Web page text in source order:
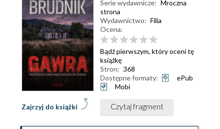
Zajrzyj do książki
Serie wydawnicze: Mroczna
strona
Wydawnictwo: Filia
Ocena:
Bądź pierwszym, który oceni tę
książkę
Stron: 368
Dostępne formaty:
ePub
Mobi
Czytaj fragment